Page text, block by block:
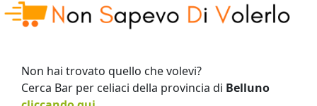
Non hai trovato quello che volevi?
Cerca Bar per celiaci della provincia di Belluno